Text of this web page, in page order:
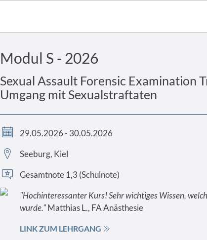
Modul S - 2026
Sexual Assault Forensic Examination
Umgang mit Sexualstraftaten
29.05.2026 - 30.05.2026
Seeburg, Kiel
Gesamtnote 1,3 (Schulnote)
"Hochinteressanter Kurs! Sehr wichtiges Wissen,
wurde."Matthias L., FA Anästhesie
LINK ZUM LEHRGANG